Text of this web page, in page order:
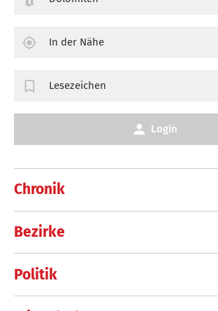
Chronik
Bezirke
Politik
In der Nähe
Lesezeichen
Login